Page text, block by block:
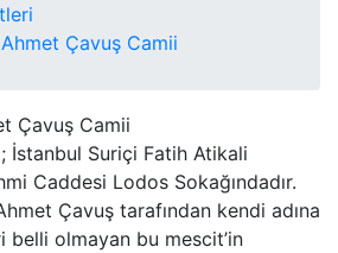
Çavuş Camii
İstanbul Suriçi Fatih Atikali
Caddesi Lodos Sokağındadır.
Çavuş tarafından kendi adına
belli olmayan bu mescit’in